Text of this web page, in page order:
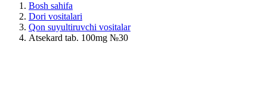
Bosh sahifa
Dori vositalari
Qon suyultiruvchi vositalar
Atsekard tab. 100mg №30